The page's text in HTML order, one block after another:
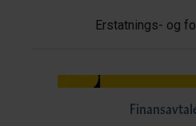
Erstatnings- og